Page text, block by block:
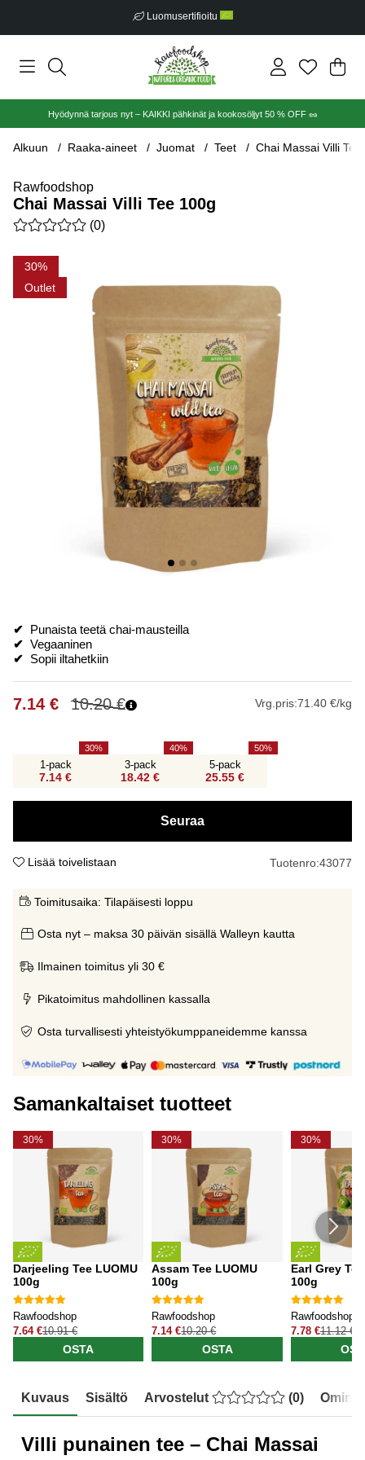
Luomusertifioitu
.
Hyödynnä tarjous nyt – KAIKKI pähkinät ja kookosöljyt 50 % OFF 🥜
Alkuun Raaka-aineet Juomat Teet Chai Massai Villi Tee
Rawfoodshop
Chai Massai Villi Tee 100g
Keskiarvoluokitus 0 / 5 Arvioiden määrä 0
(0)
30
Outlet
Tuotekuvat Chai Massai Villi Tee 100g
✔ Punaista teetä chai-mausteilla
✔ Vegaaninen
✔ Sopii iltahetkiin
10.20€
7.14 € Vrg.pris:71.40 €/kg
1-pack
7.14 €
30
3-pack
18.42 €
40
5-pack
25.55 €
50
Seuraa
Lisää toivelistaan Tuotenro:43077
Toimitusaika: Tilapäisesti loppu
Osta nyt – maksa 30 päivän sisällä Walleyn kautta
Ilmainen toimitus yli 30 €
Pikatoimitus mahdollinen kassalla
Osta turvallisesti yhteistyökumppaneidemme kanssa
Samankaltaiset tuotteet
30%
Darjeeling Tee LUOMU
100g
Rawfoodshop
7.64 €10.91 €
OSTA
30%
Assam Tee LUOMU
100g
Rawfoodshop
7.14 €10.20 €
OSTA
30%
Earl Grey
100g
Rawfoodshop
7.78 €11.12 €
Kuvaus Sisältö Arvostelut (0)
Villi punainen tee – Chai Massai